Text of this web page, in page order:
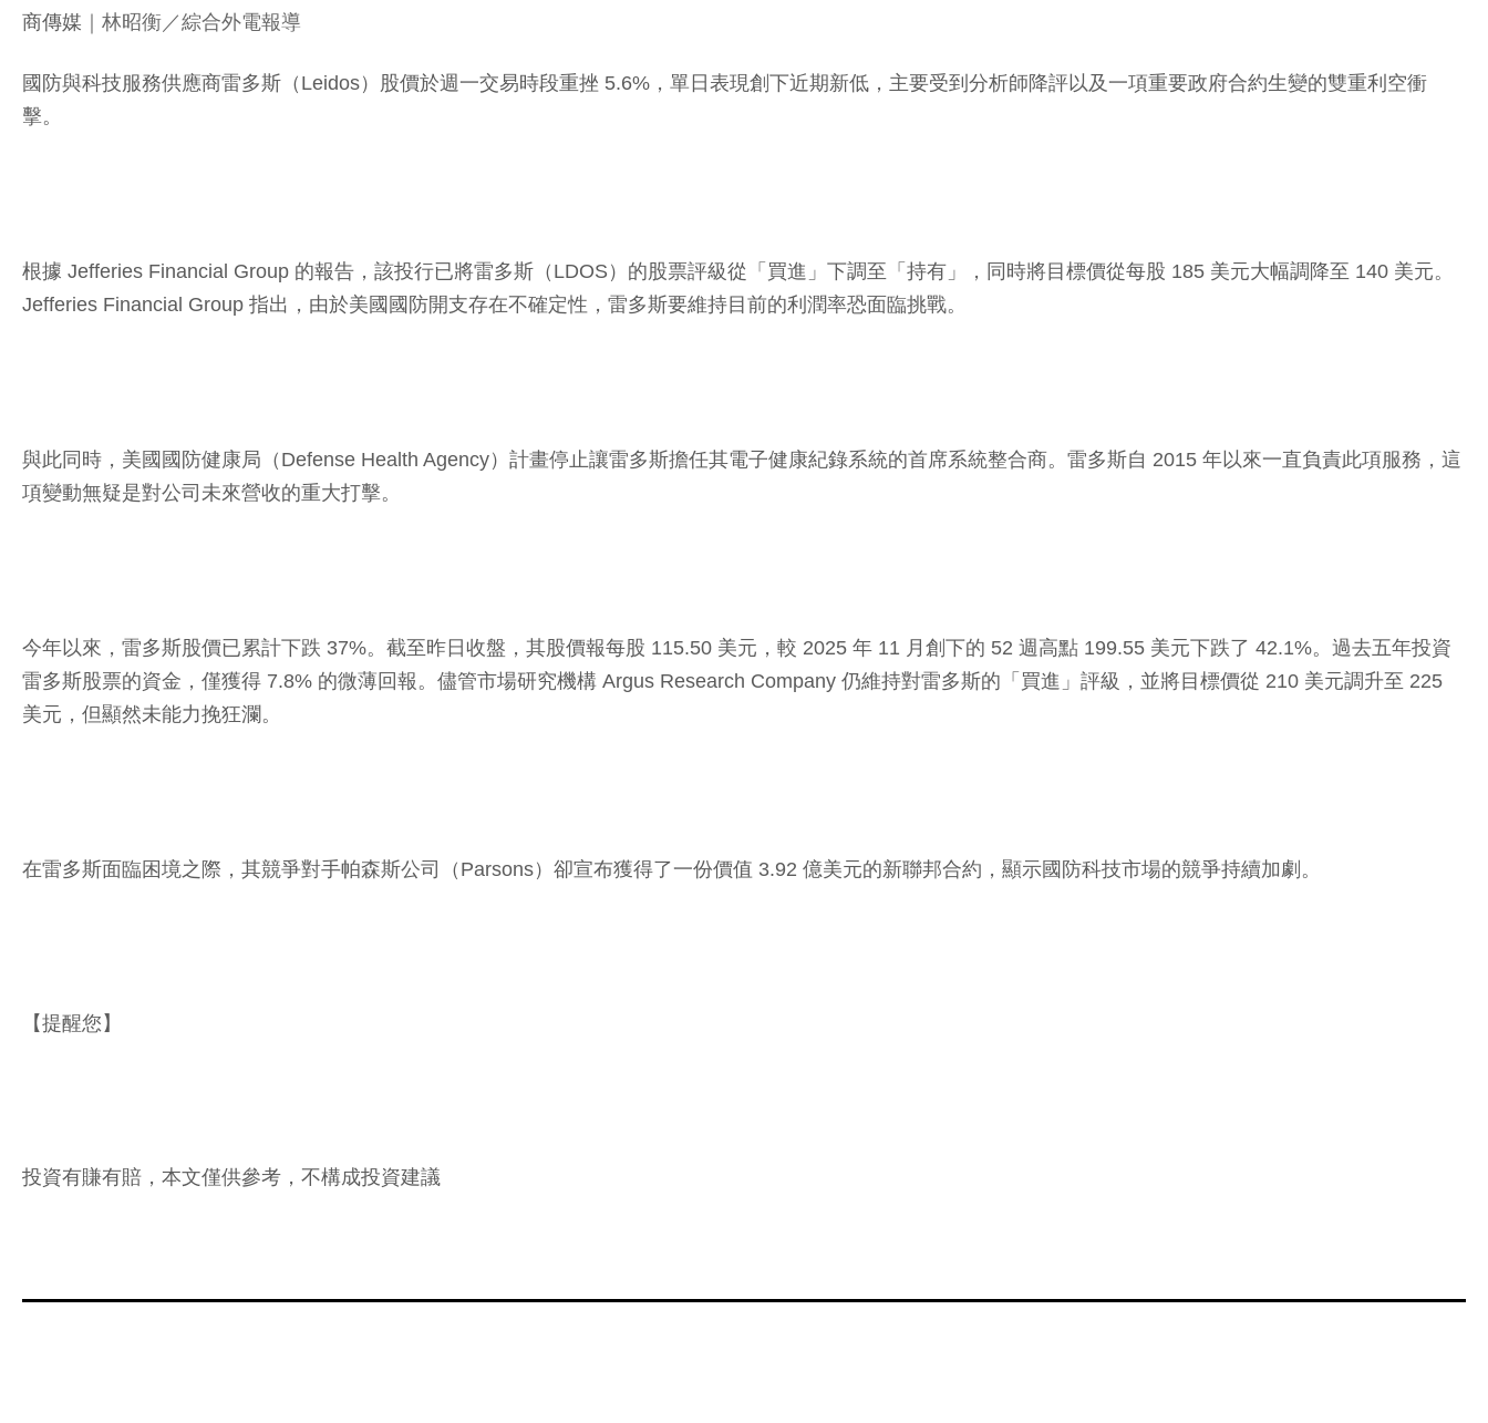
商傳媒 ｜林昭衡／綜合外電報導
國防與科技服務供應商雷多斯（Leidos）股價於週一交易時段重挫 5.6%，單日表現創下近期新低，主要受到分析師降評以及一項重要政府合約生變的雙重利空衝
擊。
根據 Jefferies Financial Group 的報告，該投行已將雷多斯（LDOS）的股票評級從「買進」下調至「持有」，同時將目標價從每股 185 美元大幅調降至 140 美元。
Jefferies Financial Group 指出，由於美國國防開支存在不確定性，雷多斯要維持目前的利潤率恐面臨挑戰。
與此同時，美國國防健康局（Defense Health Agency）計畫停止讓雷多斯擔任其電子健康紀錄系統的首席系統整合商。雷多斯自 2015 年以來一直負責此項服務，這
項變動無疑是對公司未來營收的重大打擊。
今年以來，雷多斯股價已累計下跌 37%。截至昨日收盤，其股價報每股 115.50 美元，較 2025 年 11 月創下的 52 週高點 199.55 美元下跌了 42.1%。過去五年投資
雷多斯股票的資金，僅獲得 7.8% 的微薄回報。儘管市場研究機構 Argus Research Company 仍維持對雷多斯的「買進」評級，並將目標價從 210 美元調升至 225
美元，但顯然未能力挽狂瀾。
在雷多斯面臨困境之際，其競爭對手帕森斯公司（Parsons）卻宣布獲得了一份價值 3.92 億美元的新聯邦合約，顯示國防科技市場的競爭持續加劇。
【提醒您】
投資有賺有賠，本文僅供參考，不構成投資建議